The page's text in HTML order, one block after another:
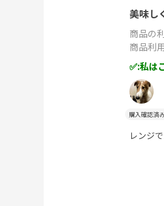
美味し
商品の
商品利
:私は
レンジ